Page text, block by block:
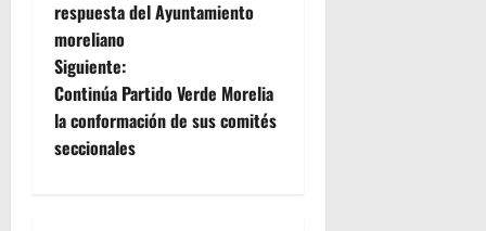
v
e
g
a
respuesta del Ayuntamiento
moreliano
Siguiente:
Continúa Partido Verde Morelia
la conformación de sus comités
seccionales